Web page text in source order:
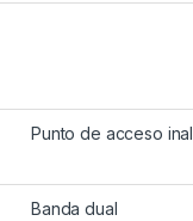
Punto de acceso
Banda dual